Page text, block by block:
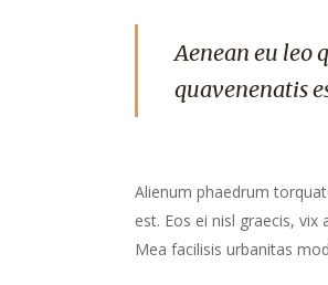
Aenean eu leo
quavenenatis
Alienum phaedrum
est. Eos ei nisl graecis,
Mea facilisis urbanitas